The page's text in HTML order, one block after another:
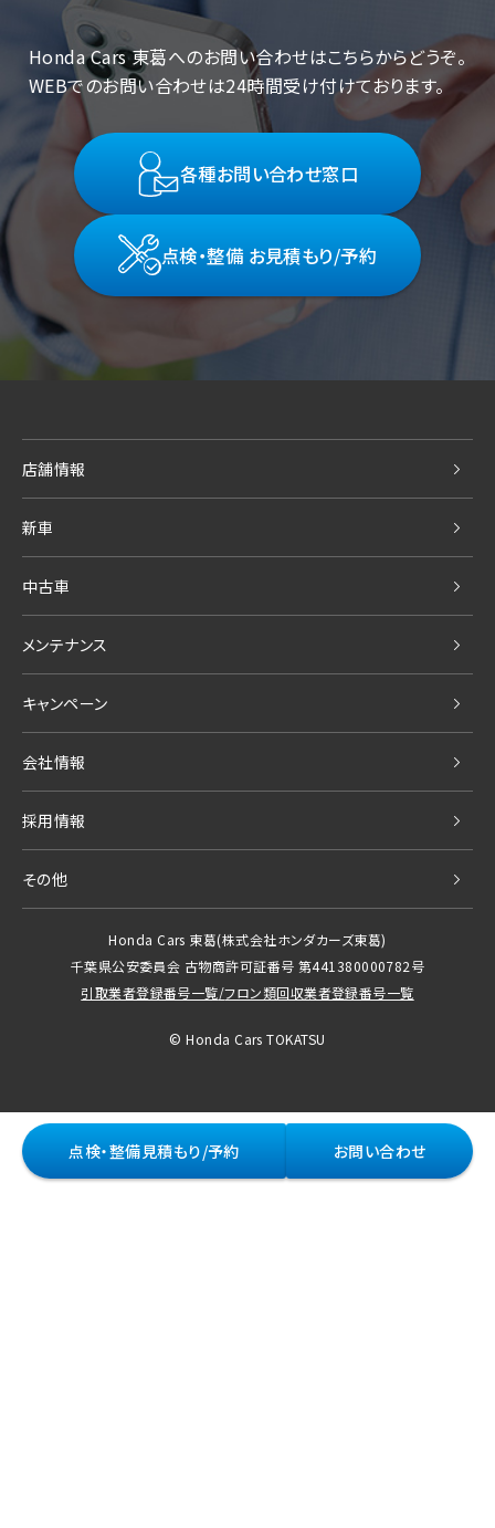
Honda Cars 東葛へのお問い合わせはこちらからどうぞ。
WEBでのお問い合わせは24時間受け付けております。
各種お問い合わせ窓口
点検・整備 お見積もり/予約
店舗情報
新車
中古車
メンテナンス
キャンペーン
会社情報
採用情報
その他
Honda Cars 東葛(株式会社ホンダカーズ東葛)
千葉県公安委員会 古物商許可証番号 第441380000782号
引取業者登録番号一覧/フロン類回収業者登録番号一覧
© Honda Cars TOKATSU
点検・整備見積もり/予約 お問い合わせ